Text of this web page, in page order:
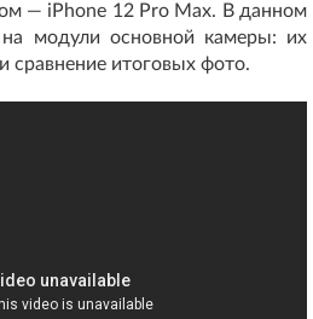
— iPhone 12 Pro Max. В данном
модули основной камеры: их
сравнение итоговых фото.